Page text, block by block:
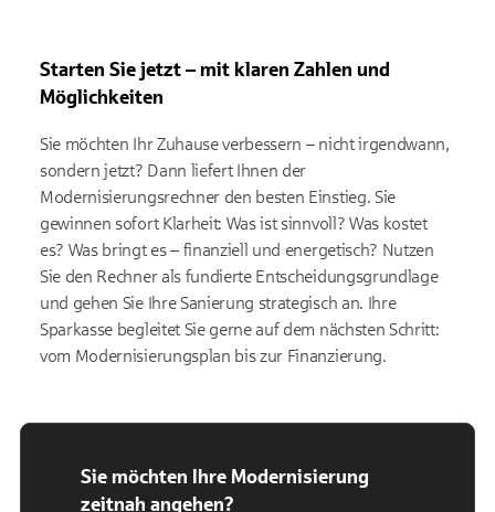
Starten Sie jetzt – mit klaren Zahlen und
Möglichkeiten
Sie möchten Ihr Zuhause verbessern – nicht irgendwann,
sondern jetzt? Dann liefert Ihnen der
Modernisierungsrechner den besten Einstieg. Sie
gewinnen sofort Klarheit: Was ist sinnvoll? Was kostet
es? Was bringt es – finanziell und energetisch? Nutzen
Sie den Rechner als fundierte Entscheidungsgrundlage
und gehen Sie Ihre Sanierung strategisch an. Ihre
Sparkasse begleitet Sie gerne auf dem nächsten Schritt:
vom Modernisierungsplan bis zur Finanzierung.
Sie möchten Ihre Modernisierung
zeitnah angehen?